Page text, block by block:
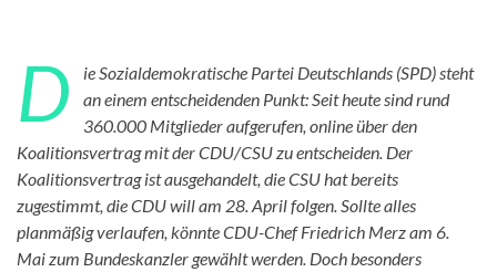
D
ie Sozialdemokratische Partei Deutschlands (SPD) steht
an einem entscheidenden Punkt: Seit heute sind rund
360.000 Mitglieder aufgerufen, online über den
Koalitionsvertrag mit der CDU/CSU zu entscheiden. Der
Koalitionsvertrag ist ausgehandelt, die CSU hat bereits
zugestimmt, die CDU will am 28. April folgen. Sollte alles
planmäßig verlaufen, könnte CDU-Chef Friedrich Merz am 6.
Mai zum Bundeskanzler gewählt werden. Doch besonders